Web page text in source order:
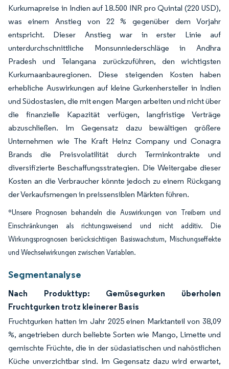
Kurkumapreise in Indien auf 18.500 INR pro Quintal (220 USD),
was einem Anstieg von 22 % gegenüber dem Vorjahr
entspricht. Dieser Anstieg war in erster Linie auf
unterdurchschnittliche Monsunniederschläge in Andhra
Pradesh und Telangana zurückzuführen, den wichtigsten
Kurkumaanbauregionen. Diese steigenden Kosten haben
erhebliche Auswirkungen auf kleine Gurkenhersteller in Indien
und Südostasien, die mit engen Margen arbeiten und nicht über
die finanzielle Kapazität verfügen, langfristige Verträge
abzuschließen. Im Gegensatz dazu bewältigen größere
Unternehmen wie The Kraft Heinz Company und Conagra
Brands die Preisvolatilität durch Terminkontrakte und
diversifizierte Beschaffungsstrategien. Die Weitergabe dieser
Kosten an die Verbraucher könnte jedoch zu einem Rückgang
der Verkaufsmengen in preissensiblen Märkten führen.
*Unsere Prognosen behandeln die Auswirkungen von Treibern und
Einschränkungen als richtungsweisend und nicht additiv. Die
Wirkungsprognosen berücksichtigen Basiswachstum, Mischungseffekte
und Wechselwirkungen zwischen Variablen.
Segmentanalyse
Nach Produkttyp: Gemüsegurken überholen
Fruchtgurken trotz kleinerer Basis
Fruchtgurken hatten im Jahr 2025 einen Marktanteil von 38,09
%, angetrieben durch beliebte Sorten wie Mango, Limette und
gemischte Früchte, die in der südasiatischen und nahöstlichen
Küche unverzichtbar sind. Im Gegensatz dazu wird erwartet,